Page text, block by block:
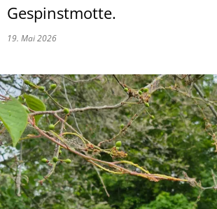
Gespinstmotte.
19. Mai 2026